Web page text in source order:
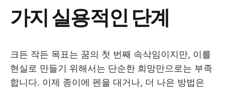
가지 실용적인 단계
크든 작든 목표는 꿈의 첫 번째 속삭임이지만, 이를
현실로 만들기 위해서는 단순한 희망만으로는 부족
합니다. 이제 종이에 펜을 대거나, 더 나은 방법은